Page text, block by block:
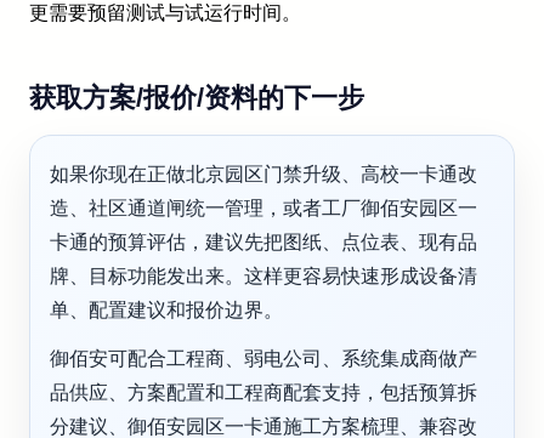
更需要预留测试与试运行时间。
获取方案/报价/资料的下一步
如果你现在正做北京园区门禁升级、高校一卡通改
造、社区通道闸统一管理，或者工厂御佰安园区一
卡通的预算评估，建议先把图纸、点位表、现有品
牌、目标功能发出来。这样更容易快速形成设备清
单、配置建议和报价边界。
御佰安可配合工程商、弱电公司、系统集成商做产
品供应、方案配置和工程商配套支持，包括预算拆
分建议、御佰安园区一卡通施工方案梳理、兼容改